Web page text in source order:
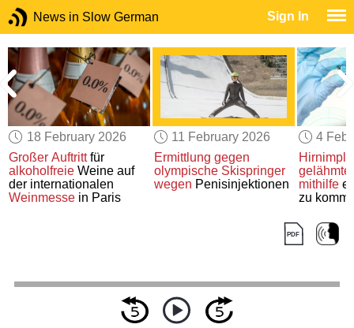
News in Slow German Sign In
18 February 2026
Großer Auftrittfür
alkoholfreie Weine auf
der internationalen
Weinmesse in Paris
11 February 2026
Ermittlung gegen
olympische Skispringer
wegen Penisinjektionen
4
mithilfe
zu